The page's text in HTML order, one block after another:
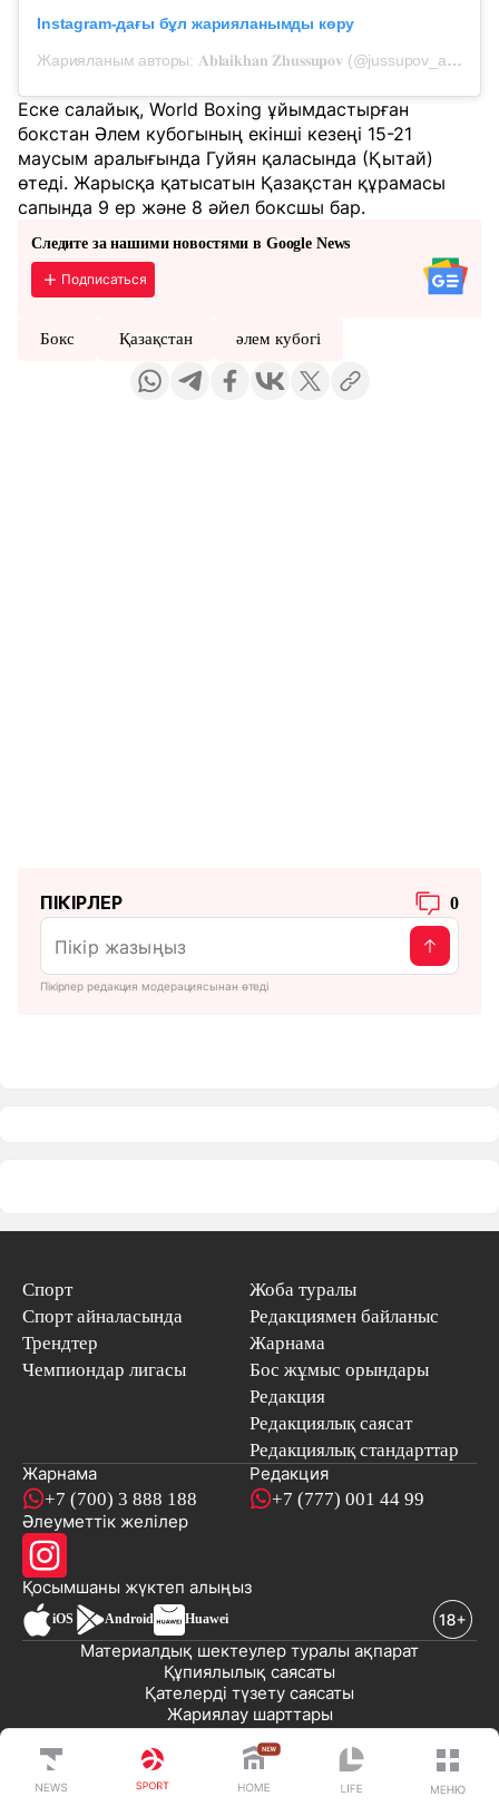
Instagram-дағы бұл жарияланымды көру
Жарияланым авторы: 𝐀𝐛𝐥𝐚𝐢𝐤𝐡𝐚𝐧 𝐙𝐡𝐮𝐬𝐬𝐮𝐩𝐨𝐯 (@jussupov_ablaikhan)
Еске салайық, World Boxing ұйымдастырған
бокстан Әлем кубогының екінші кезеңі 15-21
маусым аралығында Гуйян қаласында (Қытай)
өтеді. Жарысқа қатысатын Қазақстан құрамасы
сапында 9 ер және 8 әйел боксшы бар.
Следите за нашими новостями в Google News
Подписаться
Бокс Қазақстан әлем кубогі
ПІКІРЛЕР 0
Пікірлер редакция модерациясынан өтеді
Спорт
Спорт айналасында
Трендтер
Чемпиондар лигасы
Жоба туралы
Редакциямен байланыс
Жарнама
Бос жұмыс орындары
Редакция
Редакциялық саясат
Редакциялық стандарттар
Жарнама
+7 (700) 3 888 188
Редакция
+7 (777) 001 44 99
Әлеуметтік желілер
Қосымшаны жүктеп алыңыз
iOS Android Huawei
Жариялау шарттары
Қателерді түзету саясаты
Құпиялылық саясаты
Материалдық шектеулер туралы ақпарат